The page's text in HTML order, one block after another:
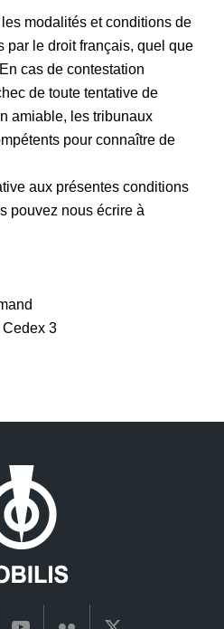
modalités et conditions de
par le droit français, quel que
cas de contestation
de toute tentative de
amiable, les tribunaux
pour connaître de
aux présentes conditions
pouvez nous écrire à
3